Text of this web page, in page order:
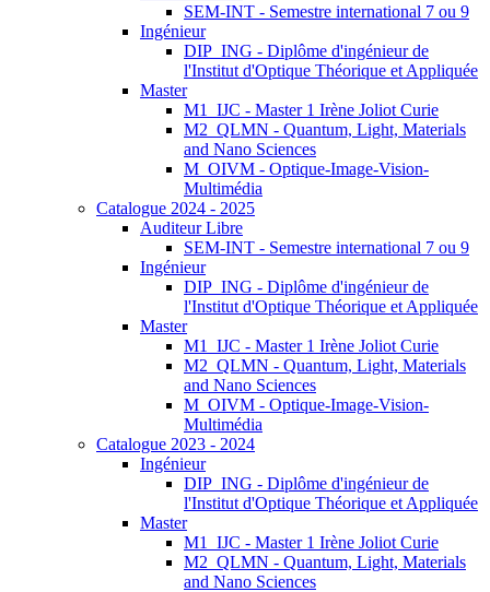
SEM-INT - Semestre international 7 ou 9
Ingénieur
DIP_ING - Diplôme d'ingénieur de
l'Institut d'Optique Théorique et Appliquée
Master
M1_IJC - Master 1 Irène Joliot Curie
M2_QLMN - Quantum, Light, Materials
and Nano Sciences
M_OIVM - Optique-Image-Vision-
Multimédia
Catalogue 2024 - 2025
Auditeur Libre
SEM-INT - Semestre international 7 ou 9
Ingénieur
DIP_ING - Diplôme d'ingénieur de
l'Institut d'Optique Théorique et Appliquée
Master
M1_IJC - Master 1 Irène Joliot Curie
M2_QLMN - Quantum, Light, Materials
and Nano Sciences
M_OIVM - Optique-Image-Vision-
Multimédia
Catalogue 2023 - 2024
Ingénieur
DIP_ING - Diplôme d'ingénieur de
l'Institut d'Optique Théorique et Appliquée
Master
M1_IJC - Master 1 Irène Joliot Curie
M2_QLMN - Quantum, Light, Materials
and Nano Sciences